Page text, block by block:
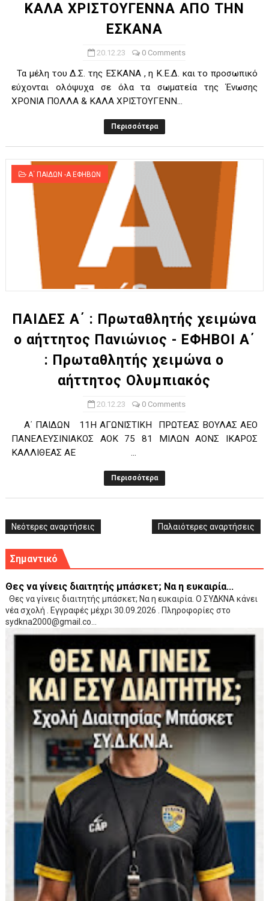
KAΛΑ ΧΡΙΣΤΟΥΓΕΝΝΑ ΑΠΟ ΤΗΝ
ΕΣΚΑΝΑ
20.12.23 0 Comments
Τα μέλη του Δ.Σ. της ΕΣΚΑΝΑ , η Κ.Ε.Δ. και το προσωπικό
εύχονται ολόψυχα σε όλα τα σωματεία της Ένωσης
ΧΡΟΝΙΑ ΠΟΛΛΑ & ΚΑΛΑ ΧΡΙΣΤΟΥΓΕΝΝ...
Περισσότερα
Α΄ ΠΑΙΔΩΝ -Α ΕΦΗΒΩΝ
ΠΑΙΔΕΣ Α΄ : Πρωταθλητής χειμώνα
ο αήττητος Πανιώνιος - ΕΦΗΒΟΙ Α΄
: Πρωταθλητής χειμώνα ο
αήττητος Ολυμπιακός
20.12.23 0 Comments
Α΄ ΠΑΙΔΩΝ 11Η ΑΓΩΝΙΣΤΙΚΗ ΠΡΩΤΕΑΣ ΒΟΥΛΑΣ ΑΕΟ
ΠΑΝΕΛΕΥΣΙΝΙΑΚΟΣ ΑΟΚ 75 81 ΜΙΛΩΝ ΑΟΝΣ ΙΚΑΡΟΣ
ΚΑΛΛΙΘΕΑΣ ΑΕ ...
Περισσότερα
Νεότερες αναρτήσεις Παλαιότερες αναρτήσεις
Σημαντικό
Θες να γίνεις διαιτητής μπάσκετ; Να η ευκαιρία...
Θες να γίνεις διαιτητής μπάσκετ; Να η ευκαιρία. Ο ΣΥΔΚΝΑ κάνει
νέα σχολή . Εγγραφές μέχρι 30.09.2026 . Πληροφορίες στο
sydkna2000@gmail.co...